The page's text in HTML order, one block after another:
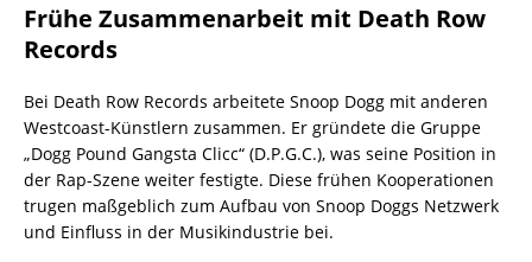
Frühe Zusammenarbeit mit Death Row
Records
Bei Death Row Records arbeitete Snoop Dogg mit anderen
Westcoast-Künstlern zusammen. Er gründete die Gruppe
„Dogg Pound Gangsta Clicc“ (D.P.G.C.), was seine Position in
der Rap-Szene weiter festigte. Diese frühen Kooperationen
trugen maßgeblich zum Aufbau von Snoop Doggs Netzwerk
und Einfluss in der Musikindustrie bei.